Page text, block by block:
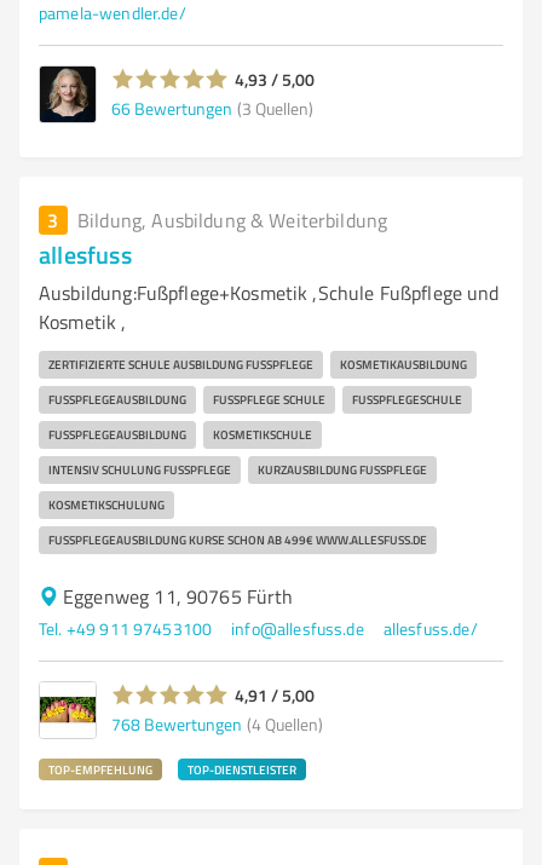
pamela-wendler.de/
4,93 / 5,00
66 Bewertungen (3 Quellen)
3 Bildung, Ausbildung & Weiterbildung
allesfuss
Ausbildung:Fußpflege+Kosmetik ,Schule Fußpflege und
Kosmetik ,
ZERTIFIZIERTE SCHULE AUSBILDUNG FUSSPFLEGE KOSMETIKAUSBILDUNG
FUSSPFLEGEAUSBILDUNG FUSSPFLEGE SCHULE FUSSPFLEGESCHULE
FUSSPFLEGEAUSBILDUNG KOSMETIKSCHULE
INTENSIV SCHULUNG FUSSPFLEGE KURZAUSBILDUNG FUSSPFLEGE
KOSMETIKSCHULUNG
FUSSPFLEGEAUSBILDUNG KURSE SCHON AB 499€ WWW.ALLESFUSS.DE
Eggenweg 11, 90765 Fürth
Tel. +49 911 97453100 info@allesfuss.de allesfuss.de/
4,91 / 5,00
768 Bewertungen (4 Quellen)
TOP-EMPFEHLUNG TOP-DIENSTLEISTER